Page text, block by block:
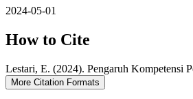
2024-05-01
How to Cite
Lestari, E. (2024). Pengaruh Kompetensi
More Citation Formats